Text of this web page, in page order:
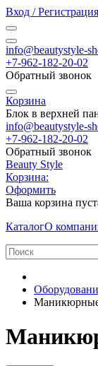
Вход / Регистрация
info@beautystyle-
+7-962-182-20-02
Обратный звонок
Корзина
Блок в верхней
info@beautystyle-
+7-962-182-20-02
Обратный звонок
Beauty Style
Корзина:
Оформить
Ваша корзина
КаталогО